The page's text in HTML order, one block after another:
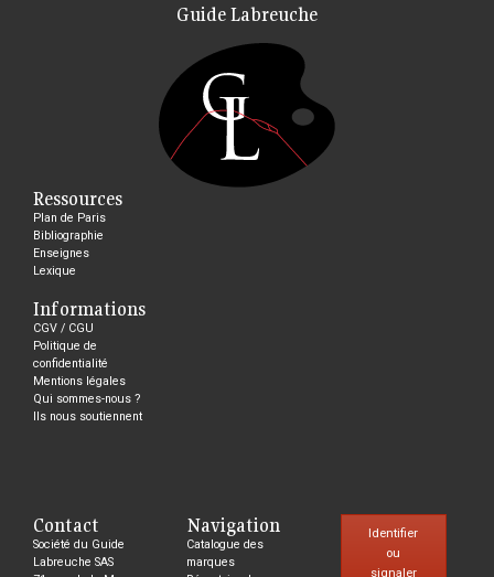
Guide Labreuche
Ressources
Plan de Paris
Bibliographie
Enseignes
Lexique
Informations
CGV / CGU
Politique de
confidentialité
Mentions légales
Qui sommes-nous ?
Ils nous soutiennent
Contact
Société du Guide
Labreuche SAS
Navigation
Catalogue des
marques
Identifier
ou
signaler